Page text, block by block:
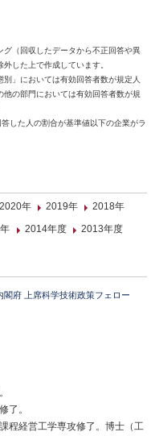
（回収したデータから不正回答や異
した上で作成しています。
」においては有効回答者数が規定人
の部門においては有効回答者数が規
した人の割合が基準値以下の企業がラ
2020年 2019年
2018年
2014年度 2013年度
府 上席科学技術政策フェロー
了。
程経営工学専攻修了。博士（工